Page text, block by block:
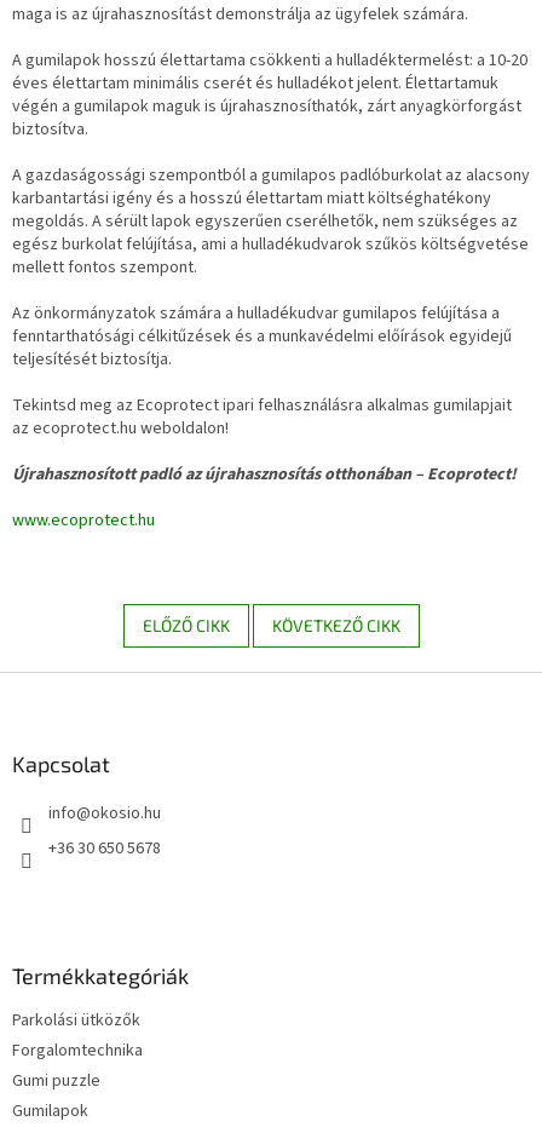
maga is az újrahasznosítást demonstrálja az ügyfelek számára.
A gumilapok hosszú élettartama csökkenti a hulladéktermelést: a 10-20
éves élettartam minimális cserét és hulladékot jelent. Élettartamuk
végén a gumilapok maguk is újrahasznosíthatók, zárt anyagkörforgást
biztosítva.
A gazdaságossági szempontból a gumilapos padlóburkolat az alacsony
karbantartási igény és a hosszú élettartam miatt költséghatékony
megoldás. A sérült lapok egyszerűen cserélhetők, nem szükséges az
egész burkolat felújítása, ami a hulladékudvarok szűkös költségvetése
mellett fontos szempont.
Az önkormányzatok számára a hulladékudvar gumilapos felújítása a
fenntarthatósági célkitűzések és a munkavédelmi előírások egyidejű
teljesítését biztosítja.
Tekintsd meg az Ecoprotect ipari felhasználásra alkalmas gumilapjait
az ecoprotect.hu weboldalon!
Újrahasznosított padló az újrahasznosítás otthonában – Ecoprotect!
www.ecoprotect.hu
ELŐZŐ CIKK KÖVETKEZŐ CIKK
Kapcsolat
info@okosio.hu
+36 30 650 5678
Termékkategóriák
Parkolási ütközők
Forgalomtechnika
Gumi puzzle
Gumilapok